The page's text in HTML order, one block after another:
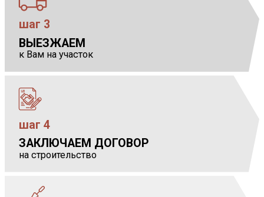
ЗАКЛЮЧАЕМ ДОГОВОР
на строительство
шаг 4
ВЫЕЗЖАЕМ
к Вам на участок
шаг 3